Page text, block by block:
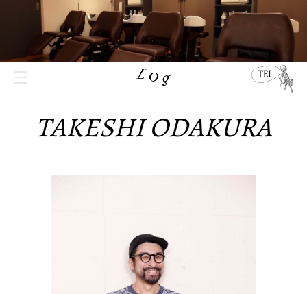
TAKESHI ODAKURA